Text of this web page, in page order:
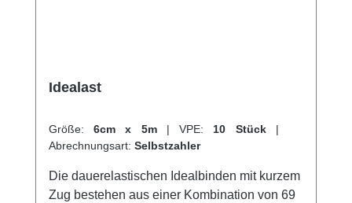
Idealast
Größe: 6cm x 5m | VPE: 10 Stück |
Abrechnungsart: Selbstzahler
Die dauerelastischen Idealbinden mit kurzem
Zug bestehen aus einer Kombination von 69